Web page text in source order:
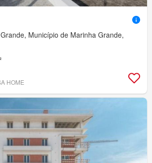
Município de Marinha Grande,
HOME